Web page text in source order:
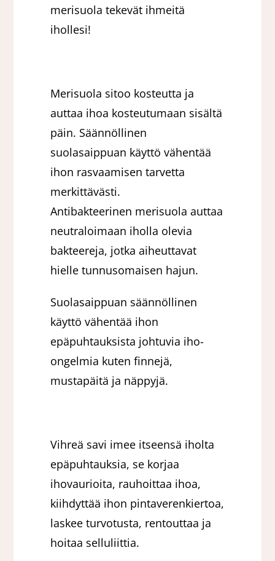
merisuola tekevät ihmeitä
ihollesi!
Merisuola sitoo kosteutta ja
auttaa ihoa kosteutumaan sisältä
päin. Säännöllinen
suolasaippuan käyttö vähentää
ihon rasvaamisen tarvetta
merkittävästi.
Antibakteerinen merisuola auttaa
neutraloimaan iholla olevia
bakteereja, jotka aiheuttavat
hielle tunnusomaisen hajun.
Suolasaippuan säännöllinen
käyttö vähentää ihon
epäpuhtauksista johtuvia iho-
ongelmia kuten finnejä,
mustapäitä ja näppyjä.
Vihreä savi imee itseensä iholta
epäpuhtauksia, se korjaa
ihovaurioita, rauhoittaa ihoa,
kiihdyttää ihon pintaverenkiertoa,
laskee turvotusta, rentouttaa ja
hoitaa selluliittia.